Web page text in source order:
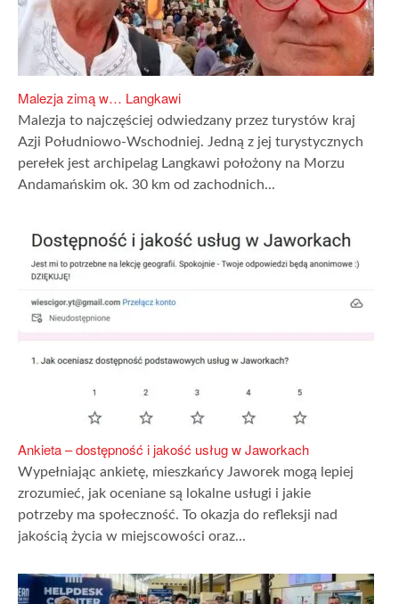
Malezja zimą w… Langkawi
Malezja to najczęściej odwiedzany przez turystów kraj
Azji Południowo-Wschodniej. Jedną z jej turystycznych
perełek jest archipelag Langkawi położony na Morzu
Andamańskim ok. 30 km od zachodnich...
Ankieta – dostępność i jakość usług w Jaworkach
Wypełniając ankietę, mieszkańcy Jaworek mogą lepiej
zrozumieć, jak oceniane są lokalne usługi i jakie
potrzeby ma społeczność. To okazja do refleksji nad
jakością życia w miejscowości oraz...